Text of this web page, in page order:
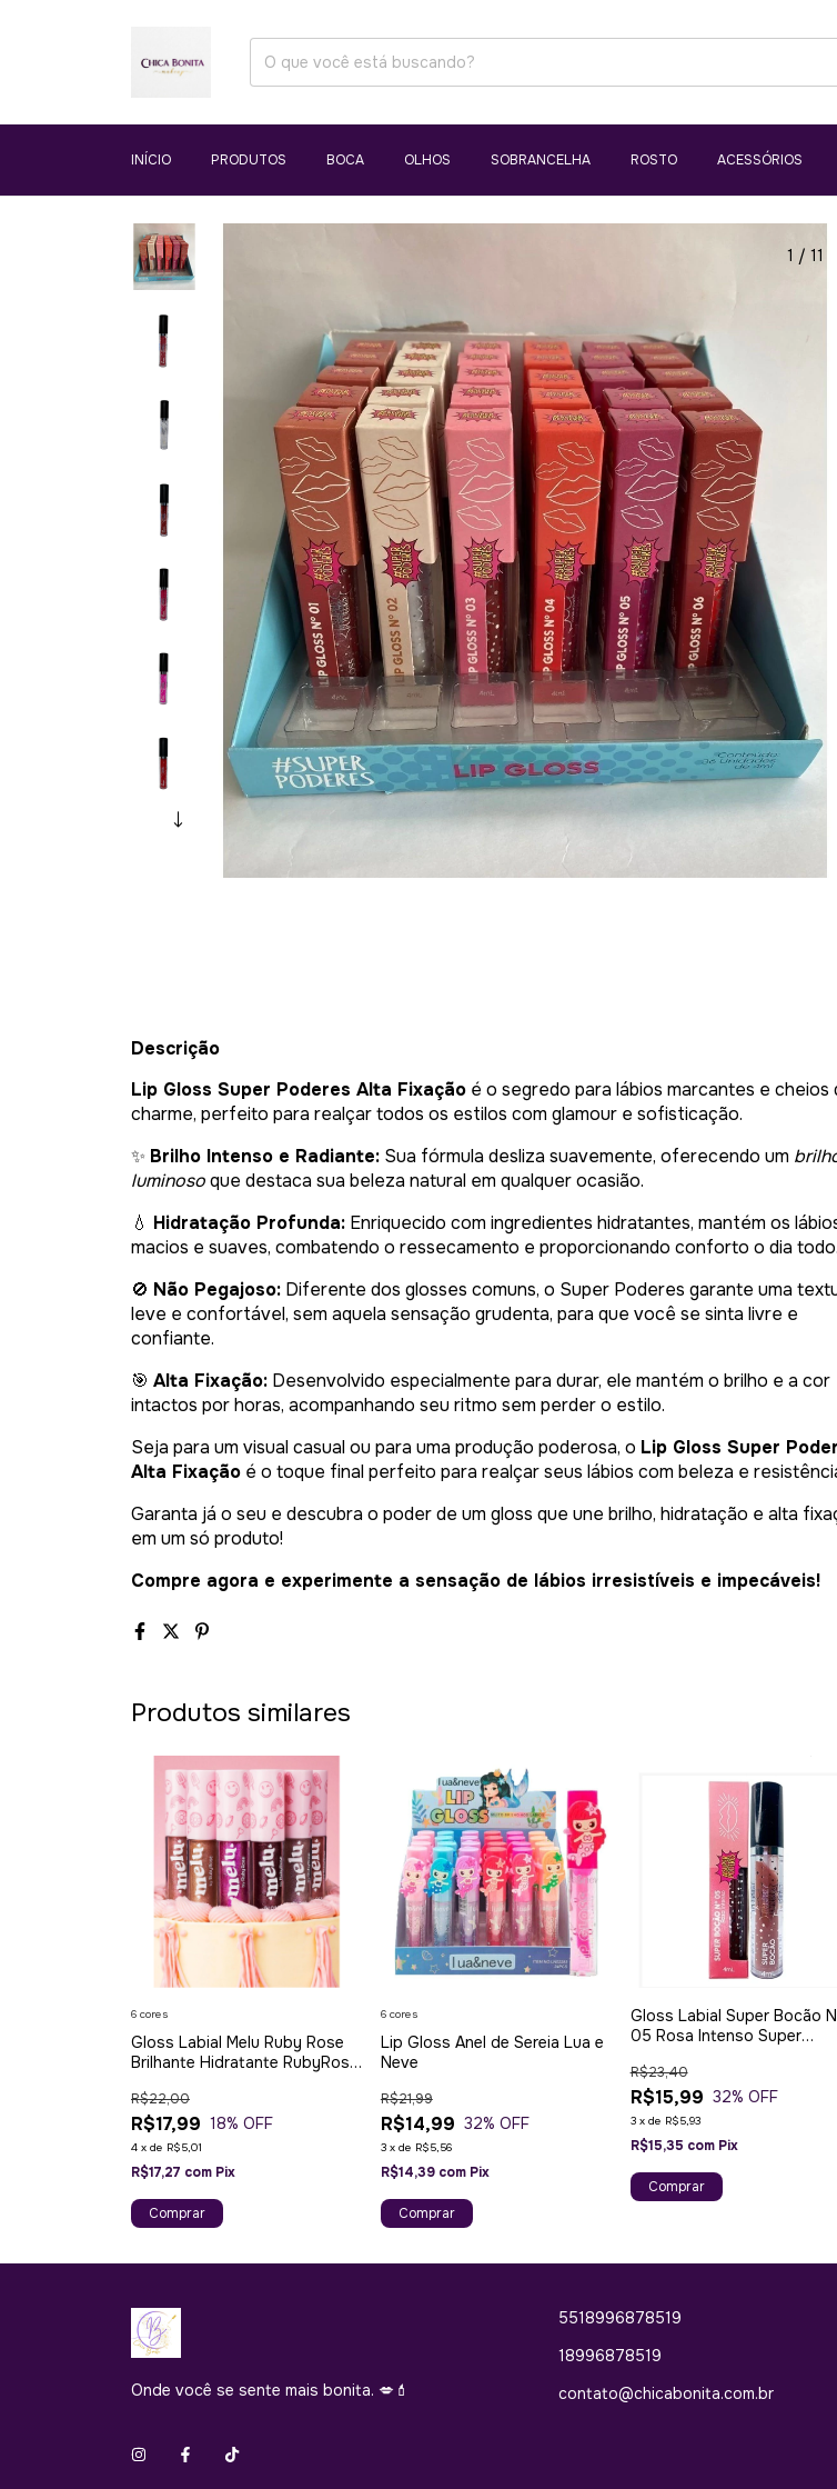
INÍCIO PRODUTOS BOCA OLHOS SOBRANCELHA ROSTO ACESSÓRIOS
1 / 11
Descrição
Lip Gloss Super Poderes Alta Fixação é o segredo para lábios marcantes e cheios
charme, perfeito para realçar todos os estilos com glamour e sofisticação.
✨ Brilho Intenso e Radiante: Sua fórmula desliza suavemente, oferecendo um
luminosoque destaca sua beleza natural em qualquer ocasião.
💧 Hidratação Profunda: Enriquecido com ingredientes hidratantes, mantém os
macios e suaves, combatendo o ressecamento e proporcionando conforto o dia todo.
🚫 Não Pegajoso: Diferente dos glosses comuns, o Super Poderes garante uma
leve e confortável, sem aquela sensação grudenta, para que você se sinta livre e
confiante.
🎯 Alta Fixação: Desenvolvido especialmente para durar, ele mantém o brilho e a cor
intactos por horas, acompanhando seu ritmo sem perder o estilo.
Seja para um visual casual ou para uma produção poderosa, o Lip Gloss Super
Alta Fixação é o toque final perfeito para realçar seus lábios com beleza e
Garanta já o seu e descubra o poder de um gloss que une brilho, hidratação e alta
em um só produto!
Compre agora e experimente a sensação de lábios irresistíveis e impecáveis!
Produtos similares
Gloss Labial Melu Ruby Rose
Brilhante Hidratante RubyRose
R$17,99
R$22,00
18% OFF
4 x de R$5,01
R$17,27 com Pix
6 cores
Comprar
Lip Gloss Anel de Sereia Lua e
Neve
R$14,99
R$21,99
32% OFF
3 x de R$5,56
R$14,39 com Pix
6 cores
Comprar
Gloss Labial Super Bocão
05 Rosa Intenso Super
R$15,99
R$23,40
32% OFF
3 x de R$5,93
R$15,35 com Pix
Onde você se sente mais bonita. 💋💄
5518996878519
18996878519
contato@chicabonita.com.br